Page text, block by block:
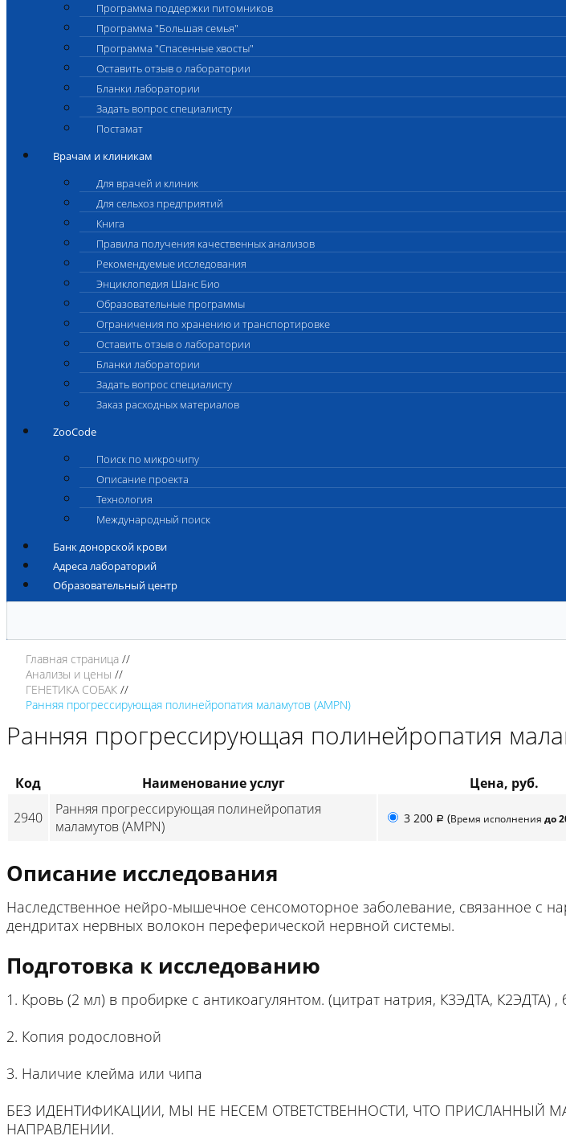
Программа поддержки питомников
Программа "Большая семья"
Программа "Спасенные хвосты"
Оставить отзыв о лаборатории
Бланки лаборатории
Задать вопрос специалисту
Постамат
Врачам и клиникам
Для врачей и клиник
Для сельхоз предприятий
Книга
Правила получения качественных анализов
Рекомендуемые исследования
Энциклопедия Шанс Био
Образовательные программы
Ограничения по хранению и транспортировке
Оставить отзыв о лаборатории
Бланки лаборатории
Задать вопрос специалисту
Заказ расходных материалов
ZooCode
Поиск по микрочипу
Описание проекта
Технология
Международный поиск
Банк донорской крови
Адреса лабораторий
Образовательный центр
Главная страница
Анализы и цены
ГЕНЕТИКА СОБАК
Ранняя прогрессирующая полинейропатия маламутов (AMPN)
Ранняя прогрессирующая полинейропатия
Код Наименование услуг Цена, руб.
2940
Ранняя прогрессирующая полинейропатия
маламутов (AMPN)
3 200 p (Время исполнения до
Описание исследования
Наследственное нейро-мышечное сенсомоторное заболевание, связанное с
дендритах нервных волокон переферической нервной системы.
Подготовка к исследованию
1. Кровь (2 мл) в пробирке с антикоагулянтом. (цитрат натрия, К3ЭДТА, К2ЭДТА) ,
2. Копия родословной
3. Наличие клейма или чипа
БЕЗ ИДЕНТИФИКАЦИИ, МЫ НЕ НЕСЕМ ОТВЕТСТВЕННОСТИ, ЧТО ПРИСЛАННЫЙ
НАПРАВЛЕНИИ.